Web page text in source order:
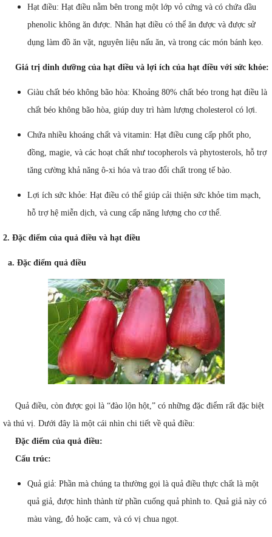
Hạt điều: Hạt điều nằm bên trong một lớp vỏ cứng và có chứa dầu
phenolic không ăn được. Nhân hạt điều có thể ăn được và được sử
dụng làm đồ ăn vặt, nguyên liệu nấu ăn, và trong các món bánh kẹo.
Giá trị dinh dưỡng của hạt điều và lợi ích của hạt điều với sức khỏe:
Giàu chất béo không bão hòa: Khoảng 80% chất béo trong hạt điều là
chất béo không bão hòa, giúp duy trì hàm lượng cholesterol có lợi.
Chứa nhiều khoáng chất và vitamin: Hạt điều cung cấp phốt pho,
đồng, magie, và các hoạt chất như tocopherols và phytosterols, hỗ trợ
tăng cường khả năng ô-xi hóa và trao đổi chất trong tế bào.
Lợi ích sức khỏe: Hạt điều có thể giúp cải thiện sức khỏe tim mạch,
hỗ trợ hệ miễn dịch, và cung cấp năng lượng cho cơ thể.
2. Đặc điểm của quả điều và hạt điều
a. Đặc điểm quả điều
Quả điều, còn được gọi là “đào lộn hột,” có những đặc điểm rất đặc biệt
và thú vị. Dưới đây là một cái nhìn chi tiết về quả điều:
Đặc điểm của quả điều:
Cấu trúc:
Quả giả: Phần mà chúng ta thường gọi là quả điều thực chất là một
quả giả, được hình thành từ phần cuống quả phình to. Quả giả này có
màu vàng, đỏ hoặc cam, và có vị chua ngọt.